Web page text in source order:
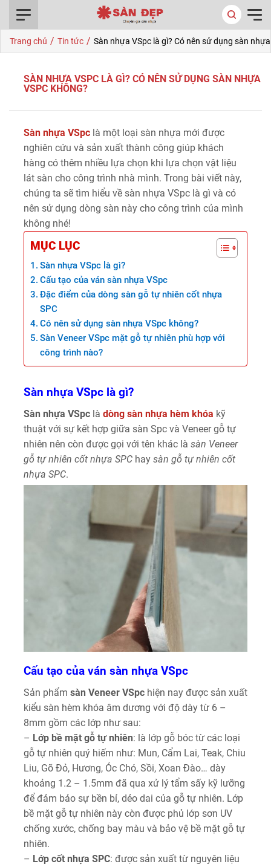
Trang chủ / Tin tức / Sàn nhựa VSpc là gì? Có nên sử dụng sàn
SÀN NHỰA VSPC LÀ GÌ? CÓ NÊN SỬ DỤNG SÀN NHỰA
VSPC KHÔNG?
Sàn nhựa VSpc là một loại sàn nhựa mới được
nghiên cứu và sản xuất thành công giúp khách
hàng có thêm nhiều lựa chọn khi lựa chọn vật liệu
lát sàn cho công trình nhà mình. Trong bài viết này,
chúng ta sẽ tìm hiểu về sàn nhựa VSpc là gì và có
nên sử dụng dòng sàn này cho công trình của mình
không nhé!
MỤC LỤC
Sàn nhựa VSpc là gì?
Cấu tạo của ván sàn nhựa VSpc
Đặc điểm của dòng sàn gỗ tự nhiên cốt nhựa
SPC
Có nên sử dụng sàn nhựa VSpc không?
Sàn Veneer VSpc mặt gỗ tự nhiên phù hợp với
công trình nào?
Sàn nhựa VSpc là gì?
Sàn nhựa VSpc là dòng sàn nhựa hèm khóa kỹ
thuật với sự kết hợp giữa sàn Spc và Veneer gỗ tự
nhiên nên còn được gọi với tên khác là sàn Veneer
gỗ tự nhiên cốt nhựa SPC hay sàn gỗ tự nhiên cốt
nhựa SPC.
Cấu tạo của ván sàn nhựa VSpc
Sản phẩm sàn Veneer VSpc hiện nay được sản xuất
kiểu sàn hèm khóa âm dương với độ dày từ 6 –
8mm gồm các lớp như sau:
– Lớp bề mặt gỗ tự nhiên: là lớp gỗ bóc từ các loại
gỗ tự nhiên quý hiếm như: Mun, Cẩm Lai, Teak, Chiu
Liu, Gõ Đỏ, Hương, Óc Chó, Sồi, Xoan Đào… dày
khoảng 1.2 – 1.5mm đã qua xử lý tẩm sấy kỹ lưỡng
để đảm bảo sự bền bỉ, dẻo dai của gỗ tự nhiên. Lớp
bề mặt gỗ tự nhiên này còn được phủ lớp sơn UV
chống xước, chống bay màu và bảo vệ bề mặt gỗ tự
nhiên.
– Lớp cốt nhựa SPC: được sản xuất từ nguyên liệu